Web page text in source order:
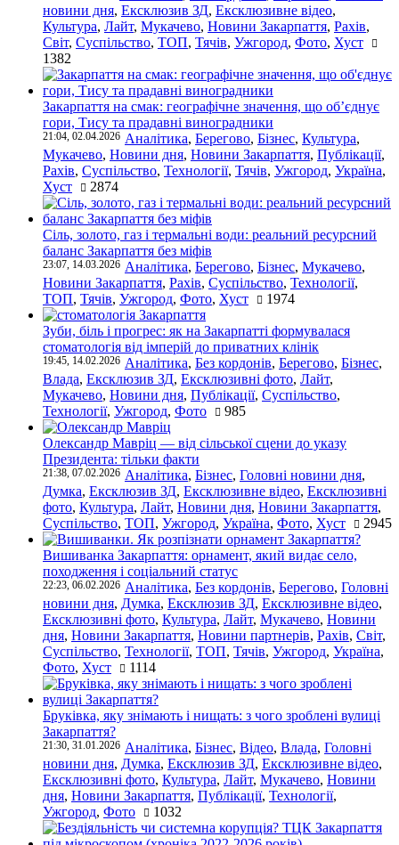
новини дня, Ексклюзив ЗД, Ексклюзивне відео,
Культура, Лайт, Мукачево, Новини Закарпаття, Рахів,
Світ, Суспільство, ТОП, Тячів, Ужгород, Фото, Хуст
1382
Закарпаття на смак: географічне значення, що об’єднує
гори, Тису та прадавні виноградники
21:04, 02.04.2026 Аналітика, Берегово, Бізнес, Культура,
Мукачево, Новини дня, Новини Закарпаття, Публікації,
Рахів, Суспільство, Технології, Тячів, Ужгород, Україна,
Хуст
2874
Сіль, золото, газ і термальні води: реальний ресурсний
баланс Закарпаття без міфів
23:07, 14.03.2026 Аналітика, Берегово, Бізнес, Мукачево,
Новини Закарпаття, Рахів, Суспільство, Технології,
ТОП, Тячів, Ужгород, Фото, Хуст 1974
Зуби, біль і прогрес: як на Закарпатті формувалася
стоматологія від імперій до приватних клінік
19:45, 14.02.2026 Аналітика, Без кордонів, Берегово, Бізнес,
Влада, Ексклюзив ЗД, Ексклюзивні фото, Лайт,
Мукачево, Новини дня, Публікації, Суспільство,
Технології, Ужгород, Фото 985
Олександр Мавріц — від сільської сцени до указу
Президента: тільки факти
21:38, 07.02.2026 Аналітика, Бізнес, Головні новини дня,
Думка, Ексклюзив ЗД, Ексклюзивне відео, Ексклюзивні
фото, Культура, Лайт, Новини дня, Новини Закарпаття,
Суспільство, ТОП, Ужгород, Україна, Фото, Хуст 2945
Вишиванка Закарпаття: орнамент, який видає село,
походження і соціальний статус
22:23, 06.02.2026 Аналітика, Без кордонів, Берегово, Головні
новини дня, Думка, Ексклюзив ЗД, Ексклюзивне відео,
Ексклюзивні фото, Культура, Лайт, Мукачево, Новини
дня, Новини Закарпаття, Новини партнерів, Рахів, Світ,
Суспільство, Технології, ТОП, Тячів, Ужгород, Україна,
Фото, Хуст 1114
Бруківка, яку знімають і нищать: з чого зроблені вулиці
Закарпаття?
21:30, 31.01.2026 Аналітика, Бізнес, Відео, Влада, Головні
новини дня, Думка, Ексклюзив ЗД, Ексклюзивне відео,
Ексклюзивні фото, Культура, Лайт, Мукачево, Новини
дня, Новини Закарпаття, Публікації, Технології,
Ужгород, Фото 1032